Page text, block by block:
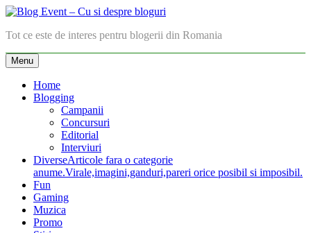
Skip
content
Blog Event – Cu si despre bloguri
Tot ce este de interes pentru blogerii din Romania
Menu
Home
Blogging
Campanii
Concursuri
Editorial
Interviuri
DiverseArticole fara o categorie
anume.Virale,imagini,ganduri,pareri orice posibil si imposibil.
Fun
Gaming
Muzica
Promo